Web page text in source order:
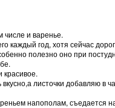
числе и варенье.
каждый год, хотя сейчас
полезно оно при
листочки добавляю в
напополам, съедается